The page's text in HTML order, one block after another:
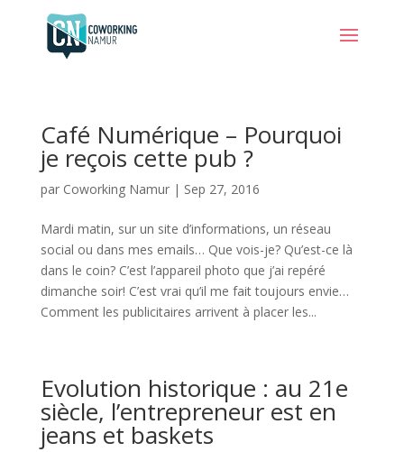
Café Numérique – Pourquoi
je reçois cette pub ?
par Coworking Namur| Sep 27, 2016
Mardi matin, sur un site d’informations, un réseau
social ou dans mes emails… Que vois-je? Qu’est-ce là
dans le coin? C’est l’appareil photo que j’ai repéré
dimanche soir! C’est vrai qu’il me fait toujours envie…
Comment les publicitaires arrivent à placer les...
Evolution historique : au 21e
siècle, l’entrepreneur est en
jeans et baskets